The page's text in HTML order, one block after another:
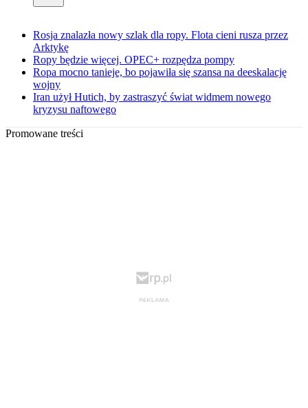
Rosja znalazła nowy szlak dla ropy. Flota cieni rusza przez
Arktykę
Ropy będzie więcej. OPEC+ rozpędza pompy
Ropa mocno tanieje, bo pojawiła się szansa na deeskalację
wojny
Iran użył Hutich, by zastraszyć świat widmem nowego
kryzysu naftowego
Promowane treści